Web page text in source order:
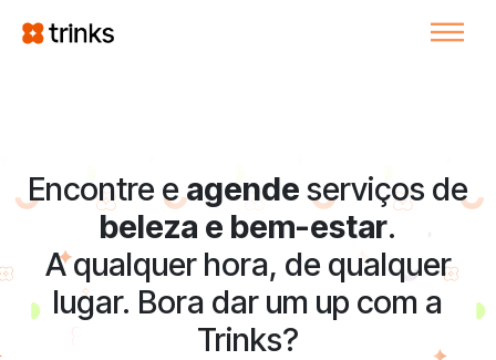
Encontre eagende serviços de
beleza e bem-estar.
A qualquer hora, de qualquer
lugar. Bora dar um up com a
Trinks?